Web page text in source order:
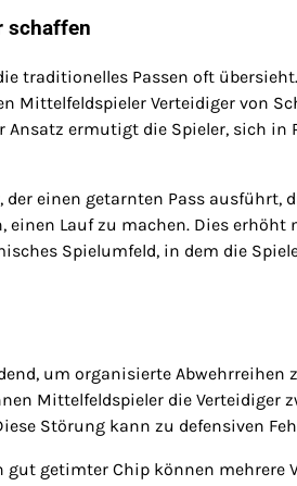
schaffen
traditionelles Passen oft
Mittelfeldspieler Verteidiger von
Ansatz ermutigt die Spieler, sich in
einen getarnten Pass ausführt,
einen Lauf zu machen. Dies
Spielumfeld, in dem die
um organisierte Abwehrreihen
Mittelfeldspieler die Verteidiger
Störung kann zu defensiven
gut getimter Chip können mehrere